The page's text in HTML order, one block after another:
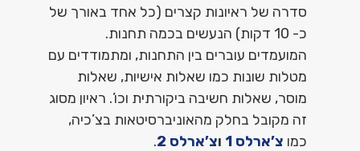
סדרה של ראיונות קצרים (כל אחד באורך של
כ- 10 דקות) הנעשים בכמה תחנות.
המועמדים עוברים בין התחנות, ומתמודדים עם
מטלות שונות כמו שאלות אישיות, שאלות
מוסר, שאלות חשיבה ביקורתית וכו’. ראיון מסוג
זה מקובל בחלק מהאוניברסיטאות בצ’כיה,
כמו צ’ארלס 1 וצ’ארלס 2
.